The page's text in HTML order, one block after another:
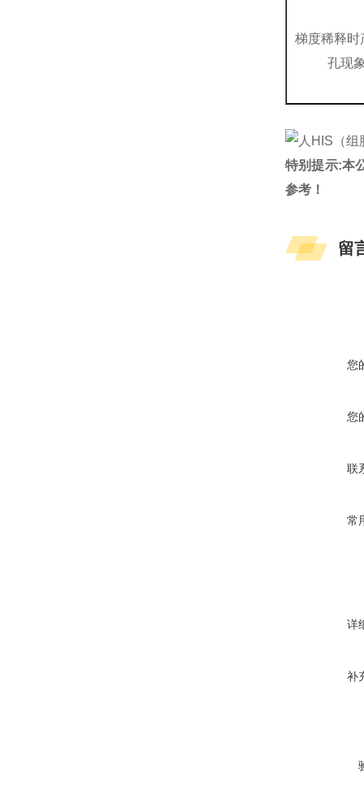
梯度稀释时
孔现
特别提示:本
参考！
留
您
您
联
常
详
补